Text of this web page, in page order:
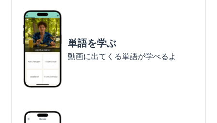
単語を学ぶ
動画に出てくる単語が学べるよ